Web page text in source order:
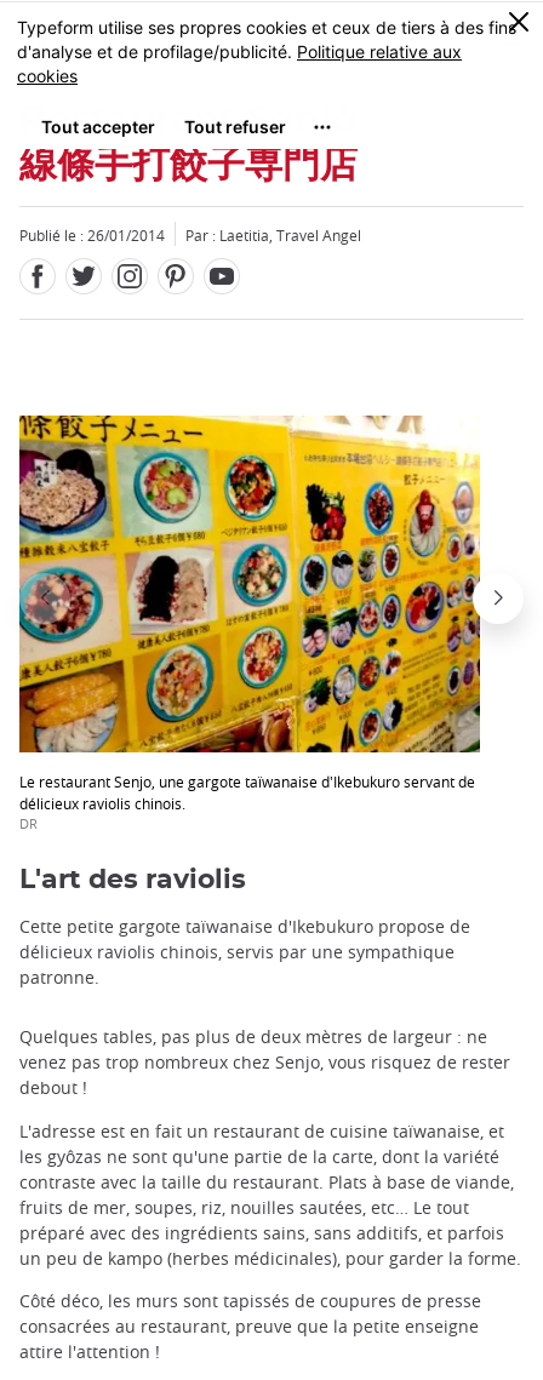
Skip
to
main
MENU
0
Restaurant Senjô
線條手打餃子専門店
Publié le : 26/01/2014 Par : Laetitia, Travel Angel
Le restaurant Senjo, une gargote taïwanaise d'Ikebukuro servant de
délicieux raviolis chinois.
DR
Fermer
L'art des raviolis
Cette petite gargote taïwanaise d'Ikebukuro propose de
délicieux raviolis chinois, servis par une sympathique
patronne.
Quelques tables, pas plus de deux mètres de largeur : ne
venez pas trop nombreux chez Senjo, vous risquez de rester
debout !
L'adresse est en fait un restaurant de cuisine taïwanaise, et
les gyôzas ne sont qu'une partie de la carte, dont la variété
contraste avec la taille du restaurant. Plats à base de viande,
fruits de mer, soupes, riz, nouilles sautées, etc… Le tout
préparé avec des ingrédients sains, sans additifs, et parfois
un peu de kampo (herbes médicinales), pour garder la forme.
Côté déco, les murs sont tapissés de coupures de presse
consacrées au restaurant, preuve que la petite enseigne
attire l'attention !